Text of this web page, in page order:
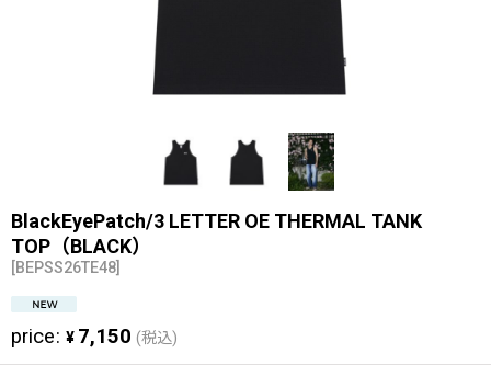
BlackEyePatch/3 LETTER OE THERMAL TANK
TOP（BLACK）
[BEPSS26TE48]
price: ¥ 7,150 (税込)